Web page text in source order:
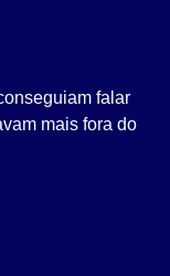
falar
mais fora do